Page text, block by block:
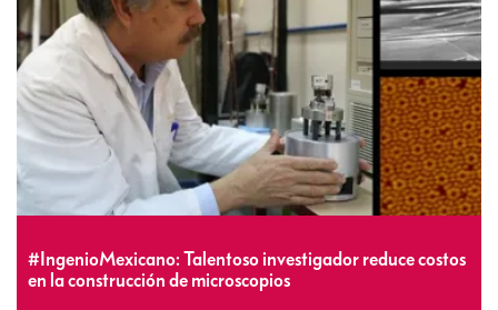
#IngenioMexicano: Talentoso investigador reduce costos
en la construcción de microscopios